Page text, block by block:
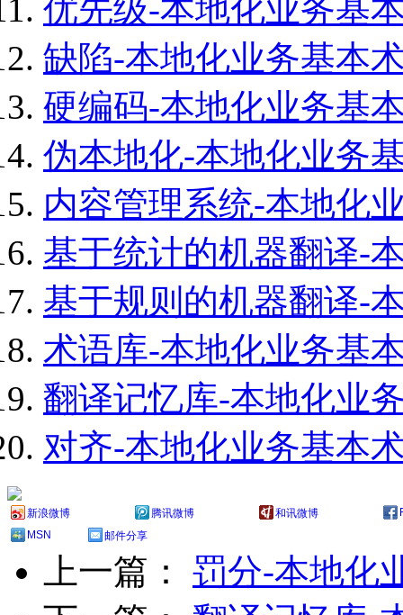
优先级-本地化业务基
缺陷-本地化业务基本
硬编码-本地化业务基
伪本地化-本地化业务
内容管理系统-本地化
基于统计的机器翻译-
基于规则的机器翻译-
术语库-本地化业务基
翻译记忆库-本地化业
对齐-本地化业务基本
新浪微博 腾讯微博 和讯微博
MSN
邮件分享
上一篇： 罚分-本地化